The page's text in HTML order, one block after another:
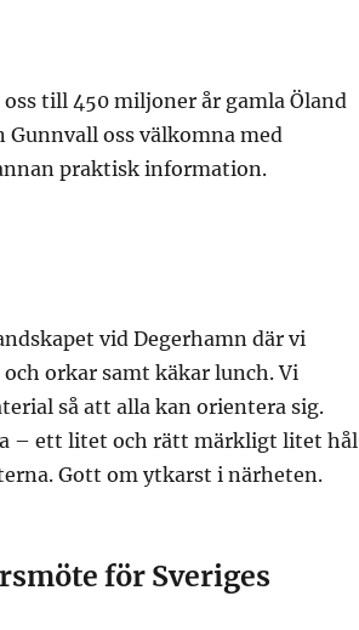
till 450 miljoner år gamla Öland
Gunnvall oss välkomna med
praktisk information.
vid Degerhamn där vi
orkar samt käkar lunch. Vi
så att alla kan orientera sig.
– ett litet och rätt märkligt litet hål
Gott om ytkarst i närheten.
för Sveriges